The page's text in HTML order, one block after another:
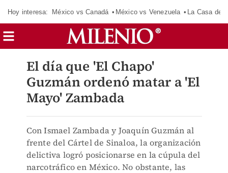
Hoy interesa: México vs Canadá México vs Venezuela La Casa de
El día que 'El Chapo'
Guzmán ordenó matar a 'El
Mayo' Zambada
Con Ismael Zambada y Joaquín Guzmán al
frente del Cártel de Sinaloa, la organización
delictiva logró posicionarse en la cúpula del
narcotráfico en México. No obstante, las